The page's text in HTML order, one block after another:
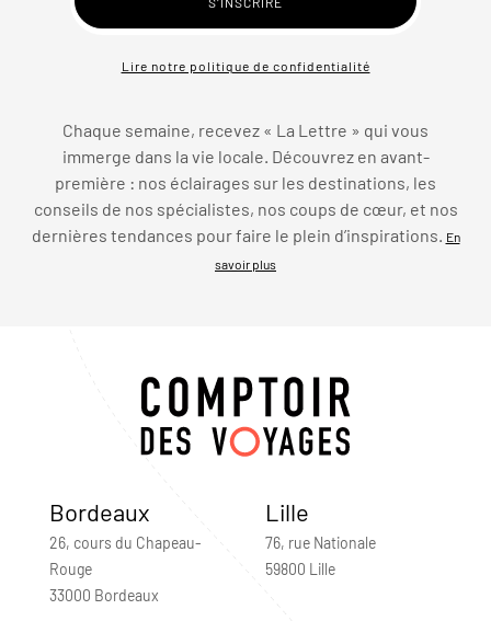
Lire notre politique de confidentialité
Chaque semaine, recevez « La Lettre » qui vous
immerge dans la vie locale. Découvrez en avant-
première : nos éclairages sur les destinations, les
conseils de nos spécialistes, nos coups de cœur, et nos
dernières tendances pour faire le plein d’inspirations.
En
savoir plus
Bordeaux
26, cours du Chapeau-
Rouge
33000 Bordeaux
Lille
76, rue Nationale
59800 Lille